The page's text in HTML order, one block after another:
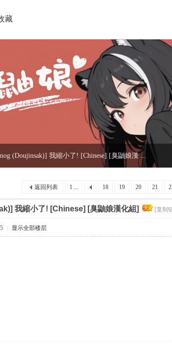
藏
(Doujinsak)] 我縮小了! [Chinese] [臭鼬娘漢 ...
1 ... 18 19 20 21
返回列表
我縮小了! [Chinese] [臭鼬娘漢化組] [复制
显示全部楼层